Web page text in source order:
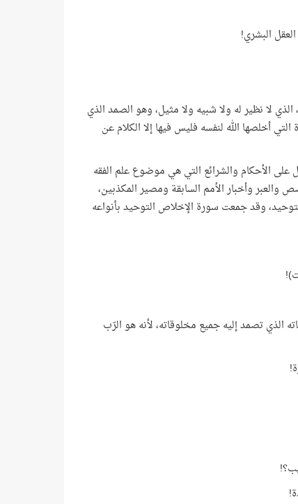
البشري!
لا نظير له ولا شبيه ولا مثيل، وهو الصمد الذي
أخلصها الله لنفسه فليس فيها إلا الكلام عن
على الأحكام والشرائع التي هي موضوع علم الفقه
والعبر وأخبار الأمم السابقة ومصير المكذبين،
وقد جمعت سورة الإخلاص التوحيد بأنواعه
الذي تصمد إليه جميع مخلوقاته، لأنه هو الرّب